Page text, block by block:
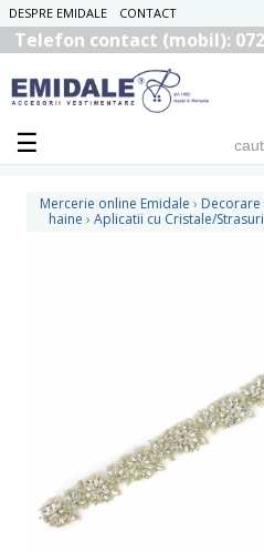
DESPRE EMIDALE CONTACT
Telefon contact (mobil):
Mercerie online Emidale › Decorare
haine › Aplicatii cu Cristale/Strasuri